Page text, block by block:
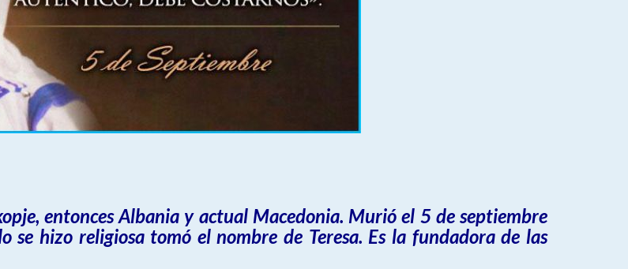
entonces Albania y actual Macedonia. Murió el 5 de septiembre
se hizo religiosa tomó el nombre de Teresa. Es la fundadora de las